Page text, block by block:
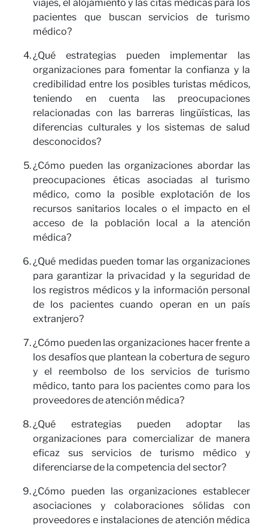
viajes, el alojamiento y las citas médicas para los
pacientes que buscan servicios de turismo
médico?
¿Qué estrategias pueden implementar las
organizaciones para fomentar la confianza y la
credibilidad entre los posibles turistas médicos,
teniendo en cuenta las preocupaciones
relacionadas con las barreras lingüísticas, las
diferencias culturales y los sistemas de salud
desconocidos?
¿Cómo pueden las organizaciones abordar las
preocupaciones éticas asociadas al turismo
médico, como la posible explotación de los
recursos sanitarios locales o el impacto en el
acceso de la población local a la atención
médica?
¿Qué medidas pueden tomar las organizaciones
para garantizar la privacidad y la seguridad de
los registros médicos y la información personal
de los pacientes cuando operan en un país
extranjero?
¿Cómo pueden las organizaciones hacer frente a
los desafíos que plantean la cobertura de seguro
y el reembolso de los servicios de turismo
médico, tanto para los pacientes como para los
proveedores de atención médica?
¿Qué estrategias pueden adoptar las
organizaciones para comercializar de manera
eficaz sus servicios de turismo médico y
diferenciarse de la competencia del sector?
¿Cómo pueden las organizaciones establecer
asociaciones y colaboraciones sólidas con
proveedores e instalaciones de atención médica